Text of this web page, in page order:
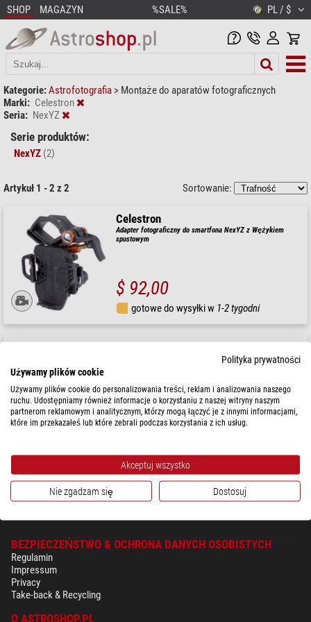
SHOP MAGAZYN %SALE% PL / $
Kategorie:Astrofotografia > Montaże do aparatów fotograficznych
Marki: Celestron
Seria: NexYZ
Serie produktów:
NexYZ (2)
Artykuł 1 - 2 z 2 Sortowanie:
Celestron
Adapter fotograficzny do smartfona NexYZ z Wężykiem
spustowym
$ 92,00
gotowe do wysyłki w 1-2 tygodni
Adapter/uchwyt smartfona NexYZ
( 5 / 5 )
$ 80,00
BEZPIECZEŃSTWO & OCHRONA DANYCH OSOBISTYCH
Regulamin
Impressum
Privacy
Take-back & Recycling
O ASTROSHOP.PL
Polityka prywatności
Używamy plików cookie
Używamy plików cookie do personalizowania treści, reklam i analizowania naszego
ruchu. Udostępniamy również informacje o korzystaniu z naszej witryny naszym
partnerom reklamowym i analitycznym, którzy mogą łączyć je z innymi informacjami,
które im przekazałeś lub które zebrali podczas korzystania z ich usług.
Akceptuj wszystko
Nie zgadzam się Dostosuj